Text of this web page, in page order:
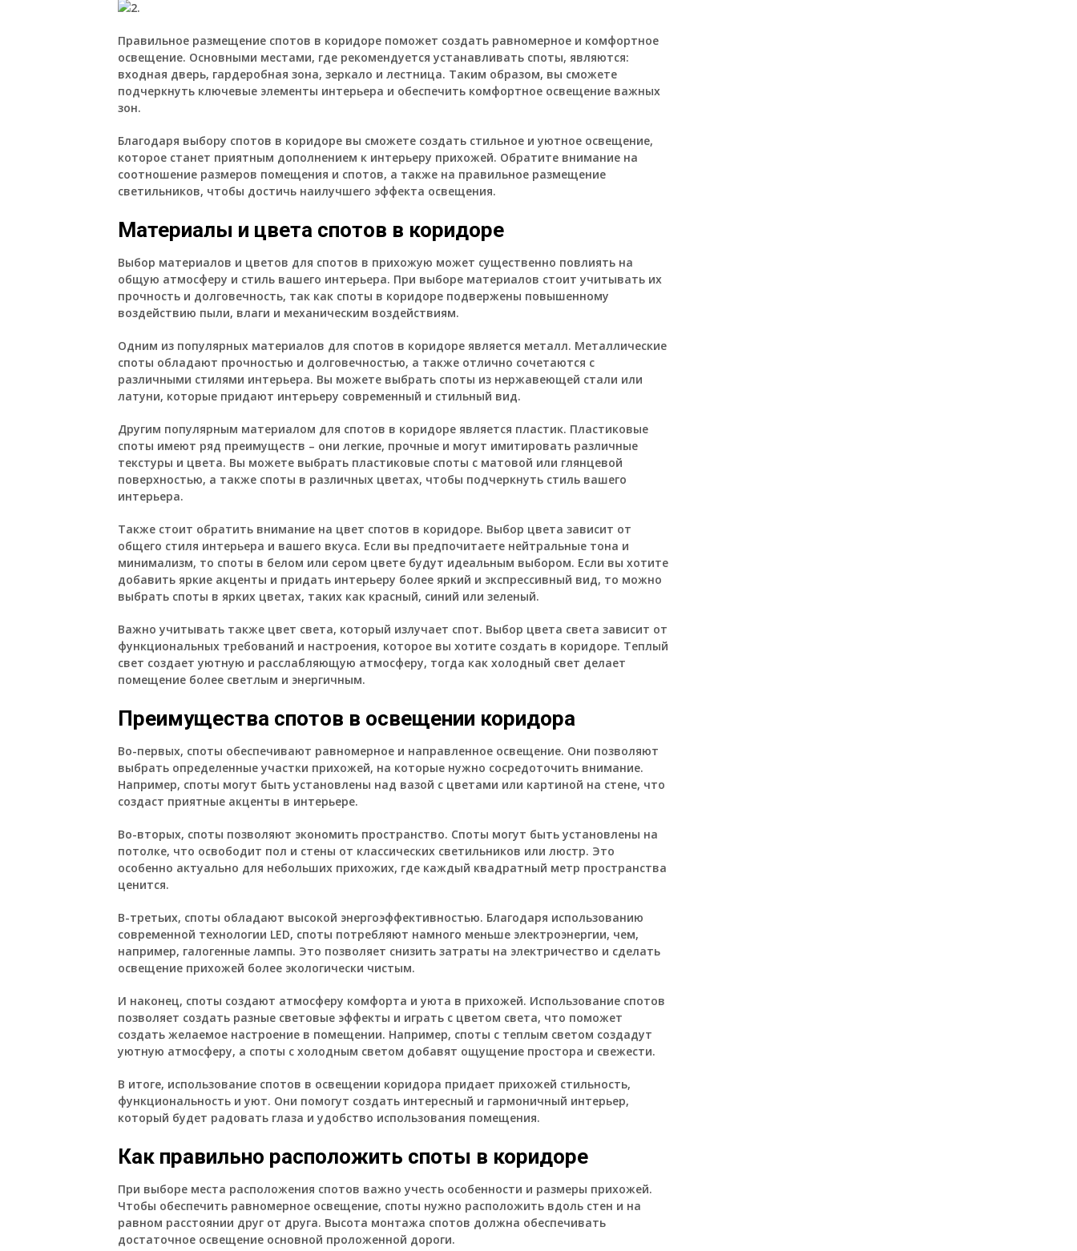
Правильное размещение спотов в коридоре поможет создать равномерное и комфортное
освещение. Основными местами, где рекомендуется устанавливать споты, являются:
входная дверь, гардеробная зона, зеркало и лестница. Таким образом, вы сможете
подчеркнуть ключевые элементы интерьера и обеспечить комфортное освещение важных
зон.
Благодаря выбору спотов в коридоре вы сможете создать стильное и уютное освещение,
которое станет приятным дополнением к интерьеру прихожей. Обратите внимание на
соотношение размеров помещения и спотов, а также на правильное размещение
светильников, чтобы достичь наилучшего эффекта освещения.
Материалы и цвета спотов в коридоре
Выбор материалов и цветов для спотов в прихожую может существенно повлиять на
общую атмосферу и стиль вашего интерьера. При выборе материалов стоит учитывать их
прочность и долговечность, так как споты в коридоре подвержены повышенному
воздействию пыли, влаги и механическим воздействиям.
Одним из популярных материалов для спотов в коридоре является металл. Металлические
споты обладают прочностью и долговечностью, а также отлично сочетаются с
различными стилями интерьера. Вы можете выбрать споты из нержавеющей стали или
латуни, которые придают интерьеру современный и стильный вид.
Другим популярным материалом для спотов в коридоре является пластик. Пластиковые
споты имеют ряд преимуществ – они легкие, прочные и могут имитировать различные
текстуры и цвета. Вы можете выбрать пластиковые споты с матовой или глянцевой
поверхностью, а также споты в различных цветах, чтобы подчеркнуть стиль вашего
интерьера.
Также стоит обратить внимание на цвет спотов в коридоре. Выбор цвета зависит от
общего стиля интерьера и вашего вкуса. Если вы предпочитаете нейтральные тона и
минимализм, то споты в белом или сером цвете будут идеальным выбором. Если вы хотите
добавить яркие акценты и придать интерьеру более яркий и экспрессивный вид, то можно
выбрать споты в ярких цветах, таких как красный, синий или зеленый.
Важно учитывать также цвет света, который излучает спот. Выбор цвета света зависит от
функциональных требований и настроения, которое вы хотите создать в коридоре. Теплый
свет создает уютную и расслабляющую атмосферу, тогда как холодный свет делает
помещение более светлым и энергичным.
Преимущества спотов в освещении коридора
Во-первых, споты обеспечивают равномерное и направленное освещение. Они позволяют
выбрать определенные участки прихожей, на которые нужно сосредоточить внимание.
Например, споты могут быть установлены над вазой с цветами или картиной на стене, что
создаст приятные акценты в интерьере.
Во-вторых, споты позволяют экономить пространство. Споты могут быть установлены на
потолке, что освободит пол и стены от классических светильников или люстр. Это
особенно актуально для небольших прихожих, где каждый квадратный метр пространства
ценится.
В-третьих, споты обладают высокой энергоэффективностью. Благодаря использованию
современной технологии LED, споты потребляют намного меньше электроэнергии, чем,
например, галогенные лампы. Это позволяет снизить затраты на электричество и сделать
освещение прихожей более экологически чистым.
И наконец, споты создают атмосферу комфорта и уюта в прихожей. Использование спотов
позволяет создать разные световые эффекты и играть с цветом света, что поможет
создать желаемое настроение в помещении. Например, споты с теплым светом создадут
уютную атмосферу, а споты с холодным светом добавят ощущение простора и свежести.
В итоге, использование спотов в освещении коридора придает прихожей стильность,
функциональность и уют. Они помогут создать интересный и гармоничный интерьер,
который будет радовать глаза и удобство использования помещения.
Как правильно расположить споты в коридоре
При выборе места расположения спотов важно учесть особенности и размеры прихожей.
Чтобы обеспечить равномерное освещение, споты нужно расположить вдоль стен и на
равном расстоянии друг от друга. Высота монтажа спотов должна обеспечивать
достаточное освещение основной проложенной дороги.